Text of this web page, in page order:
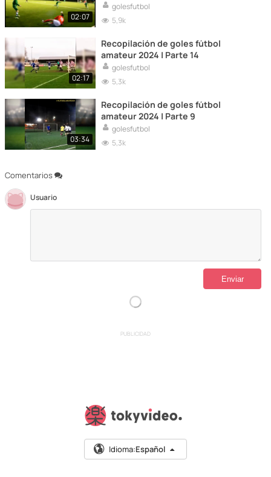
Comentarios
Usuario
02:07
golesfutbol
5,9k
02:17
Recopilación de goles fútbol
amateur 2024 | Parte 14
golesfutbol
5,3k
03:34
Recopilación de goles fútbol
amateur 2024 | Parte 9
golesfutbol
5,3k
PUBLICIDAD
Idioma:Español